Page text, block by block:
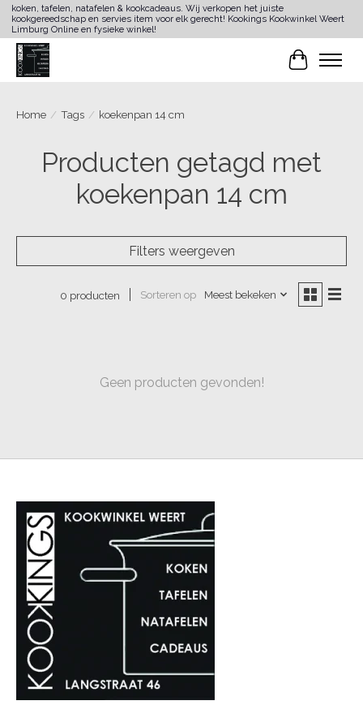
koken, tafelen, natafelen & kookcadeaus. Wij verkopen het juiste
kookgereedschap en servies item voor elk gerecht! Kookings Kookwinkel Weert
Limburg Online en fysieke winkel!
Home / Tags / koekenpan 14 cm
Producten getagd met
koekenpan 14 cm
Filters weergeven
0 producten Sorteren op Meest bekeken
Geen producten gevonden!